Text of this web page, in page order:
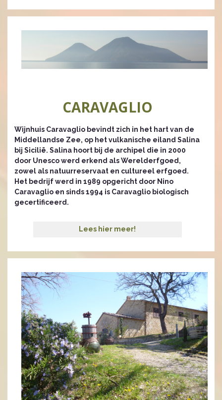
CARAVAGLIO
Wijnhuis Caravaglio bevindt zich in het hart van de
Middellandse Zee, op het vulkanische eiland Salina
bij Sicilië. Salina hoort bij de archipel die in 2000
door Unesco werd erkend als Werelderfgoed,
zowel als natuurreservaat en cultureel erfgoed.
Het bedrijf werd in 1989 opgericht door Nino
Caravaglio en sinds 1994 is Caravaglio biologisch
gecertificeerd.
Lees hier meer!